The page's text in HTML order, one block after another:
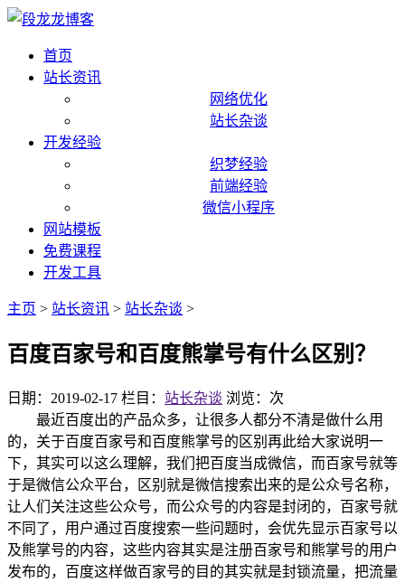
首页
站长资讯
网络优化
站长杂谈
开发经验
织梦经验
前端经验
微信小程序
网站模板
免费课程
开发工具
主页 > 站长资讯 > 站长杂谈 >
百度百家号和百度熊掌号有什么区别？
日期：2019-02-17 栏目： 站长杂谈 浏览： 次
最近百度出的产品众多，让很多人都分不清是做什么用
的，关于百度百家号和百度熊掌号的区别再此给大家说明一
下，其实可以这么理解，我们把百度当成微信，而百家号就等
于是微信公众平台，区别就是微信搜索出来的是公众号名称，
让人们关注这些公众号，而公众号的内容是封闭的，百家号就
不同了，用户通过百度搜索一些问题时，会优先显示百家号以
及熊掌号的内容，这些内容其实是注册百家号和熊掌号的用户
发布的，百度这样做百家号的目的其实就是封锁流量，把流量